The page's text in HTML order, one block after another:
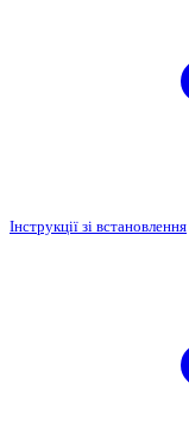
Інструкції зі встановлення